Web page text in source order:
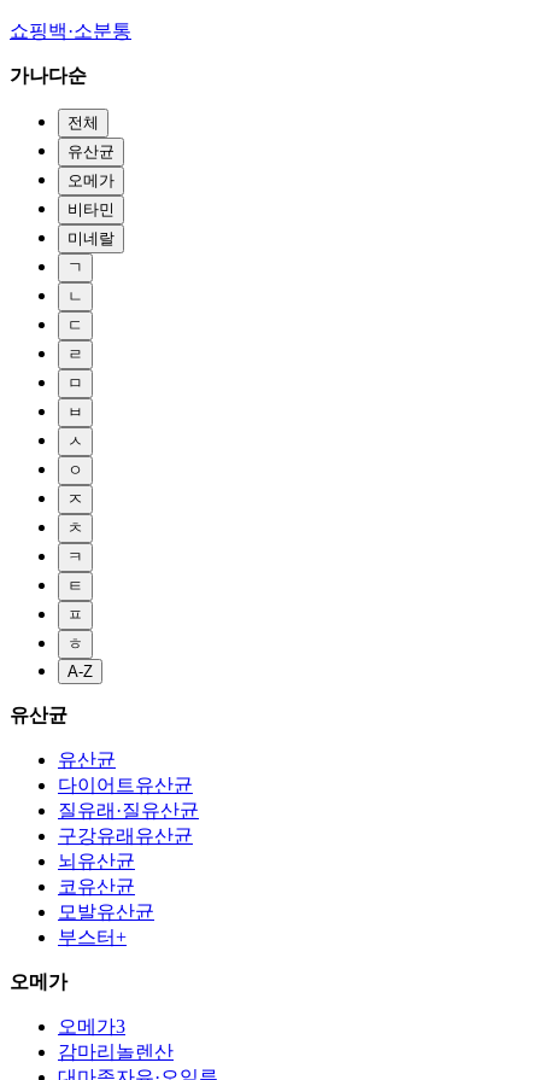
쇼핑백·소분통
가나다순
전체
유산균
오메가
비타민
미네랄
ㄱ
ㄴ
ㄷ
ㄹ
ㅁ
ㅂ
ㅅ
ㅇ
ㅈ
ㅊ
ㅋ
ㅌ
ㅍ
ㅎ
A-Z
유산균
유산균
다이어트유산균
질유래·질유산균
구강유래유산균
뇌유산균
코유산균
모발유산균
부스터+
오메가
오메가3
감마리놀렌산